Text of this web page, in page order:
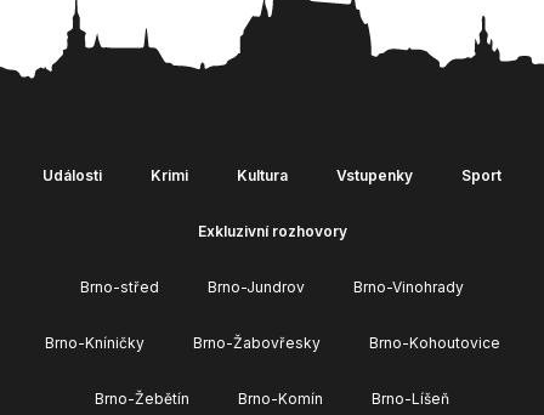
Události Krimi Kultura Vstupenky Sport
Exkluzivní rozhovory
Brno-střed Brno-Jundrov Brno-Vinohrady
Brno-Kníničky Brno-Žabovřesky Brno-Kohoutovice
Brno-Žebětín Brno-Komín Brno-Líšeň